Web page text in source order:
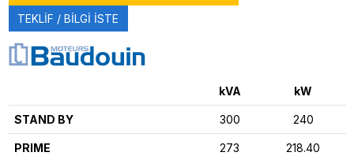
TEKLİF / BİLGİ İSTE
kVA kW
STAND BY 300 240
PRIME 273 218.40